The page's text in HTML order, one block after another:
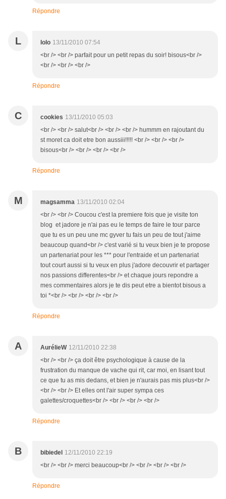
Répondre
L lolo 13/11/2010 07:54
<br /> <br /> parfait pour un petit repas du soir! bisous<br />
<br /> <br /> <br />
Répondre
C cookies 13/11/2010 05:03
<br /> <br /> salut<br /> <br /> <br /> hummm en rajoutant du
st moret ca doit etre bon aussiii!!!!! <br /> <br /> <br />
bisous<br /> <br /> <br /> <br />
Répondre
M magsamma 13/11/2010 02:04
<br /> <br /> Coucou c'est la premiere fois que je visite ton
blog et jadore je n'ai pas eu le temps de faire le tour parce
que tu es un peu une mc gyver tu fais un peu de tout j'aime
beaucoup quand<br /> c'est varié si tu veux bien je te propose
un partenariat pour les *** pour l'entraide et un partenariat
tout court aussi si tu veux en plus j'adore decouvrir et partager
nos passions differentes<br /> et chaque jours repondre a
mes commentaires alors je te dis peut etre a bientot bisous a
toi *<br /> <br /> <br /> <br />
Répondre
A AurélieW 12/11/2010 22:38
<br /> <br /> ça doit être psychologique à cause de la
frustration du manque de vache qui rit, car moi, en lisant tout
ce que tu as mis dedans, et bien je n'aurais pas mis plus<br />
<br /> <br /> Et elles ont l'air super sympa ces
galettes/croquettes<br /> <br /> <br /> <br />
Répondre
B bibiedel 12/11/2010 22:19
<br /> <br /> merci beaucoup<br /> <br /> <br /> <br />
Répondre